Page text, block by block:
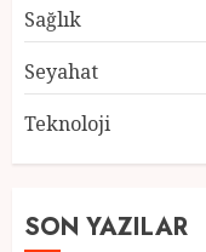
Sağlık
Seyahat
Teknoloji
SON YAZILAR
5
1